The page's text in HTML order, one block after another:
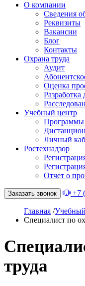
О компании
Сведения
Реквизиты
Вакансии
Блог
Контакты
Охрана труда
Аудит
Оценка
Разработка
Учебный центр
Программы
Личный
Ростехнадзор
Отчет о
Заказать звонок +7
Главная /
Специалист по
труда